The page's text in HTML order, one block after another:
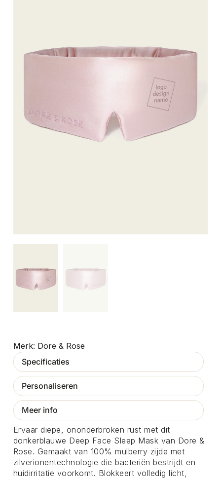
Dore & Rose
Specificaties
Personaliseren
Meer info
Ervaar diepe, ononderbroken rust met dit
donkerblauwe Deep Face Sleep Mask van Dore &
Rose. Gemaakt van 100% mulberry zijde met
zilverionentechnologie die bacteriën bestrijdt en
huidirritatie voorkomt. Blokkeert volledig licht,